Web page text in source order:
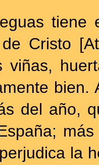
tiene
Cristo
viñas,
del año,
la